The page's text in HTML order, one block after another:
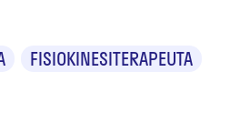
FISIOKINESITERAPEUTA